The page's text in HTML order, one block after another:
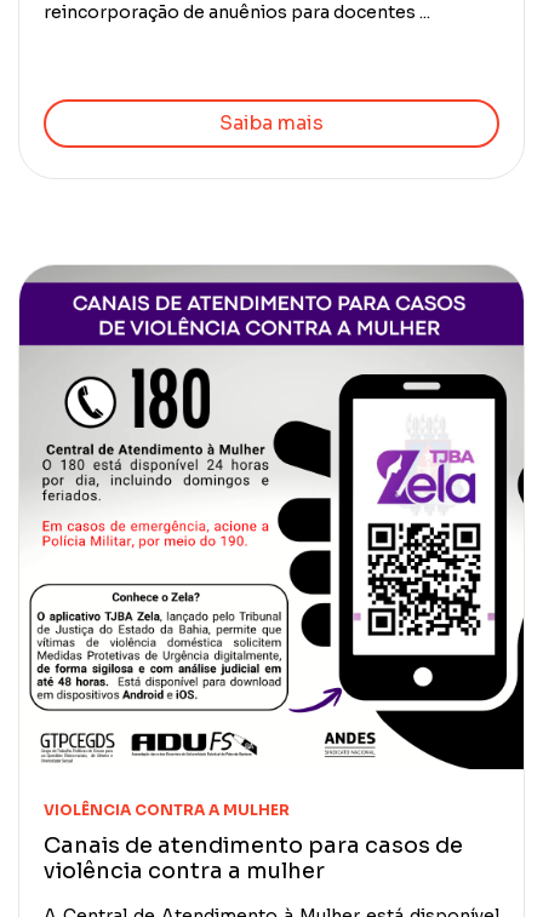
reincorporação de anuênios para docentes ...
Saiba mais
VIOLÊNCIA CONTRA A MULHER
Canais de atendimento para casos de
violência contra a mulher